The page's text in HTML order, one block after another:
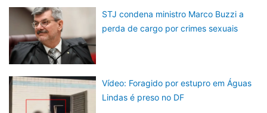
STJ condena ministro Marco Buzzi a
perda de cargo por crimes sexuais
Vídeo: Foragido por estupro em Águas
Lindas é preso no DF